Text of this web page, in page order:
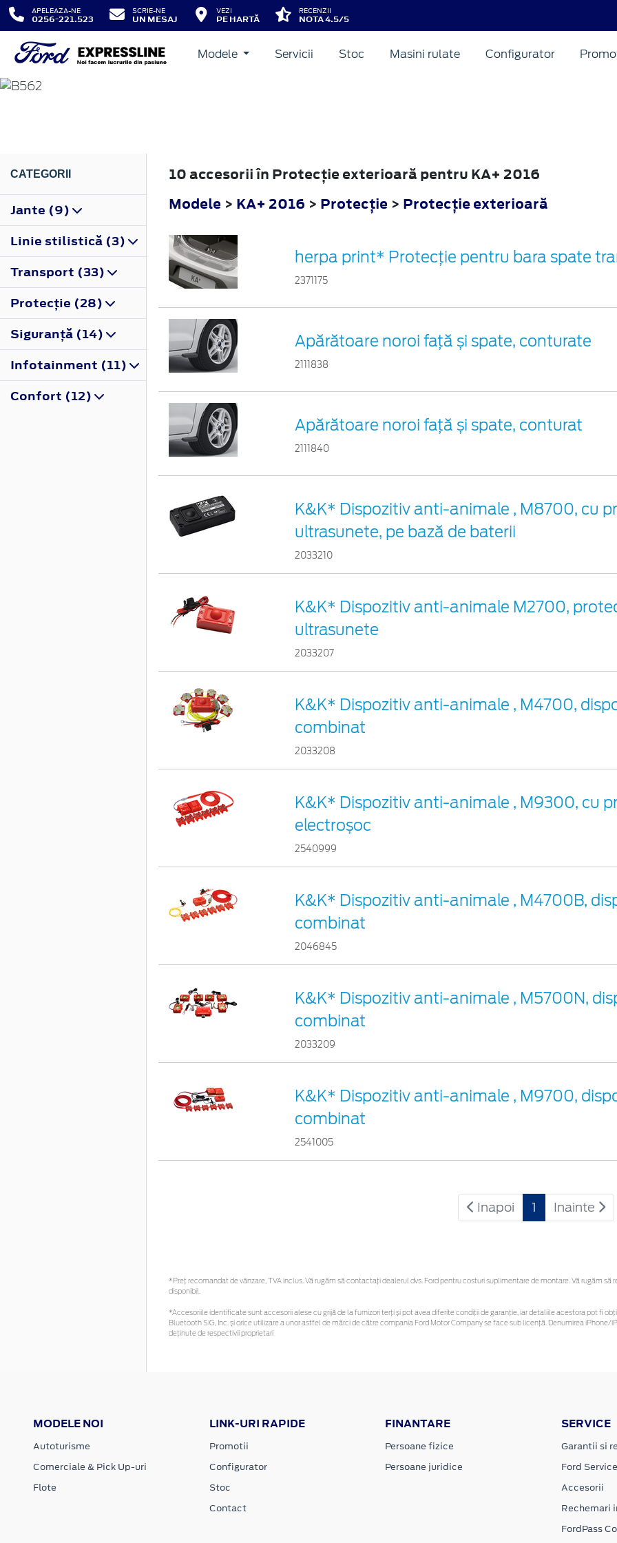
APELEAZA-NE
0256-221.523
SCRIE-NE
UN MESAJ
VEZI
PE HARTĂ
RECENZII
NOTA 4.5/5
Modele Servicii Stoc Masini rulate Configurator
KA+
CATEGORII
Jante (9)
Linie stilistică (3)
Transport (33)
Protecţie (28)
Siguranţă (14)
Infotainment (11)
Confort (12)
10 accesorii în Protecţie exterioară pentru KA+ 2016
Modele > KA+ 2016 > Protecţie > Protecţie exterioară
herpa print* Protecţie pentru bara spate
2371175
Apărătoare noroi față și spate, conturate
2111838
Apărătoare noroi față și spate, conturat
2111840
K&K* Dispozitiv anti-animale , M8700, cu
ultrasunete, pe bază de baterii
2033210
K&K* Dispozitiv anti-animale M2700,
ultrasunete
2033207
K&K* Dispozitiv anti-animale , M4700,
combinat
2033208
K&K* Dispozitiv anti-animale , M9300, cu
electroșoc
2540999
K&K* Dispozitiv anti-animale , M4700B,
combinat
2046845
K&K* Dispozitiv anti-animale , M5700N,
combinat
2033209
K&K* Dispozitiv anti-animale , M9700,
combinat
2541005
Inapoi 1 Inainte
*Preţ recomandat de vânzare, TVA inclus. Vă rugăm să contactaţi dealerul dvs. Ford pentru costuri suplimentare de montare. Vă rugăm
disponibil.
*Accesoriile identificate sunt accesorii alese cu grijă de la furnizori terți și pot avea diferite condiții de garanție, iar detaliile acestora pot fi
Bluetooth SIG, Inc. și orice utilizare a unor astfel de mărci de către compania Ford Motor Company se face sub licență. Denumirea
deținute de respectivii proprietari
MODELE NOI
Autoturisme
Comerciale & Pick Up-uri
Flote
LINK-URI RAPIDE
Promotii
Configurator
Stoc
Contact
FINANTARE
Persoane fizice
Persoane juridice
SERVICE
Garantii si
Ford
Accesorii
Rechemari
FordPass